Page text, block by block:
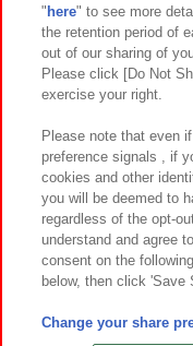
関連会社 サ
プライバシーポリシー
お取引先さまと
カスタマーハラスメント
" here" to see more
the retention period of
out of our sharing of
Please click [Do Not
exercise your right.
Please note that even
preference signals , if
cookies and other
you will be deemed to
regardless of the opt-
understand and agree
consent on the
below, then click 'Save
Change your share